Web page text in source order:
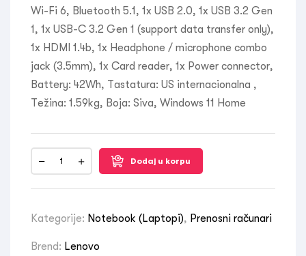
Wi-Fi 6, Bluetooth 5.1, 1x USB 2.0, 1x USB 3.2 Gen
1, 1x USB-C 3.2 Gen 1 (support data transfer only),
1x HDMI 1.4b, 1x Headphone / microphone combo
jack (3.5mm), 1x Card reader, 1x Power connector,
Battery: 42Wh, Tastatura: US internacionalna ,
Težina: 1.59kg, Boja: Siva, Windows 11 Home
Dodaj u korpu
Kategorije: Notebook (Laptopi), Prenosni računari
Brend: Lenovo